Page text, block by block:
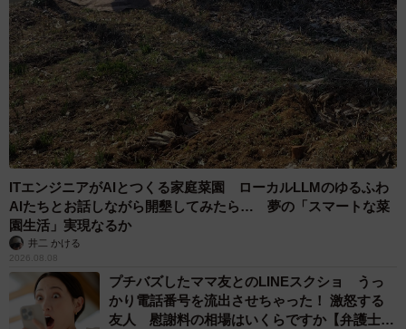
ITエンジニアがAIとつくる家庭菜園 ローカルLLMのゆるふわ
AIたちとお話しながら開墾してみたら… 夢の「スマートな菜
園生活」実現なるか
井二 かける
2026.08.08
プチバズしたママ友とのLINEスクショ うっ
かり電話番号を流出させちゃった！ 激怒する
友人 慰謝料の相場はいくらですか【弁護士が